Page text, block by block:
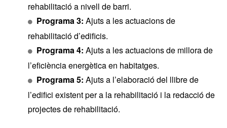
rehabilitació a nivell de barri.
Programa 3: Ajuts a les actuacions de
rehabilitació d’edificis.
Programa 4: Ajuts a les actuacions de millora de
l’eficiència energètica en habitatges.
Programa 5: Ajuts a l’elaboració del llibre de
l’edifici existent per a la rehabilitació i la redacció de
projectes de rehabilitació.